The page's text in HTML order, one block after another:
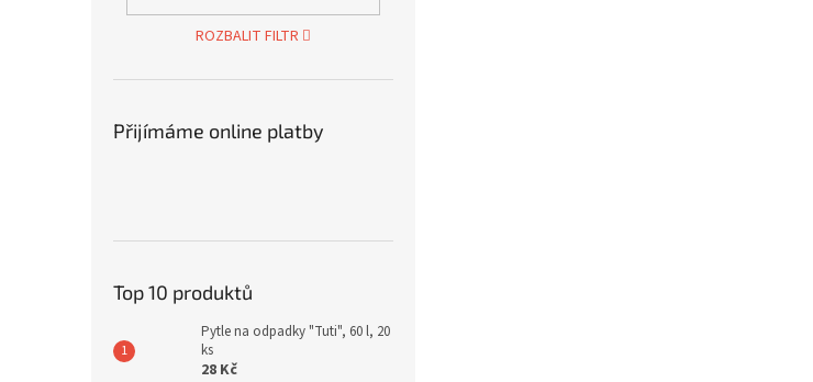
ROZBALIT FILTR
Přijímáme online platby
Top 10 produktů
Pytle na odpadky "Tuti", 60 l, 20
ks
28 Kč